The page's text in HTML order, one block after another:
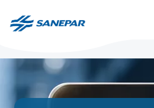
contenido
principal
Inicio